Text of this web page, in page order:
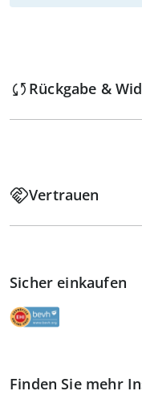
Rückgabe &
Vertrauen
Sicher einkaufen
Finden Sie mehr